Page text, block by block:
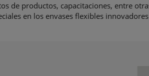
de productos, capacitaciones, entre
en los envases flexibles